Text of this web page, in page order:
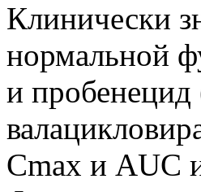
Клинически
нормальной
и пробенецид
Cmах и AUC